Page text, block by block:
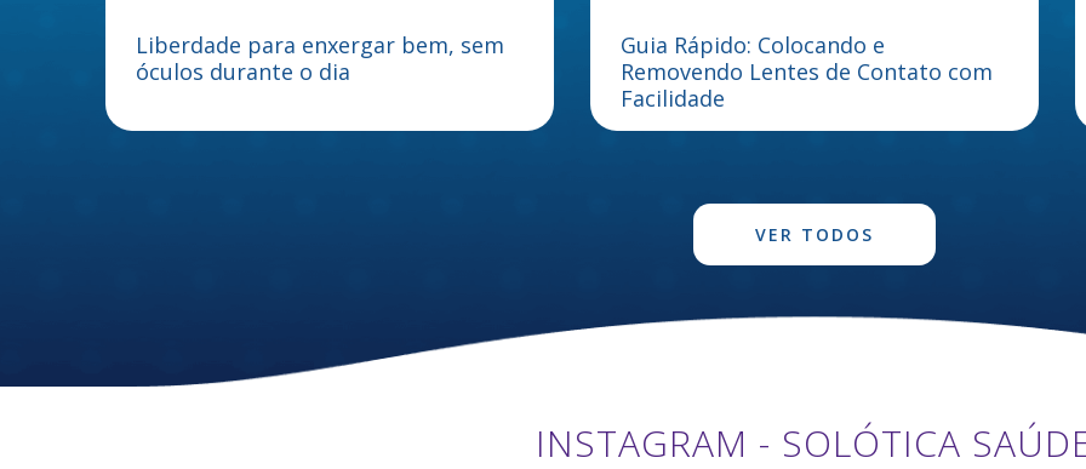
Liberdade para enxergar bem, sem
óculos durante o dia
Guia Rápido: Colocando e
Removendo Lentes de Contato com
Facilidade
VER TODOS
INSTAGRAM - SOLÓTICA